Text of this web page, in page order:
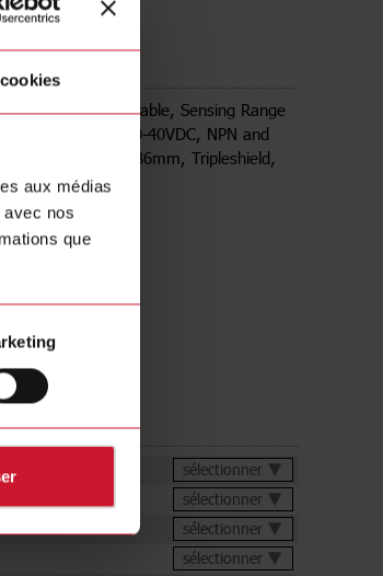
aux médias
nos
que
Non-flush mountable, Sensing Range
Power Supply 10-40VDC, NPN and
Housing 18 x 86mm, Tripleshield,
sélectionner
sélectionner
sélectionner
sélectionner